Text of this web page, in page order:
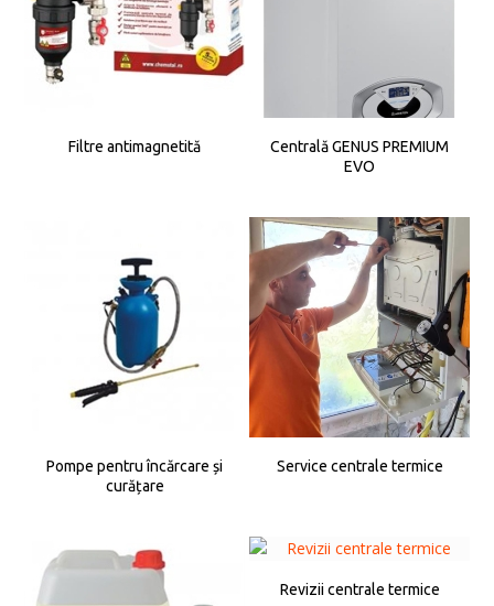
Filtre antimagnetită
Centrală GENUS PREMIUM
EVO
Pompe pentru încărcare și
curățare
Service centrale termice
Revizii centrale termice